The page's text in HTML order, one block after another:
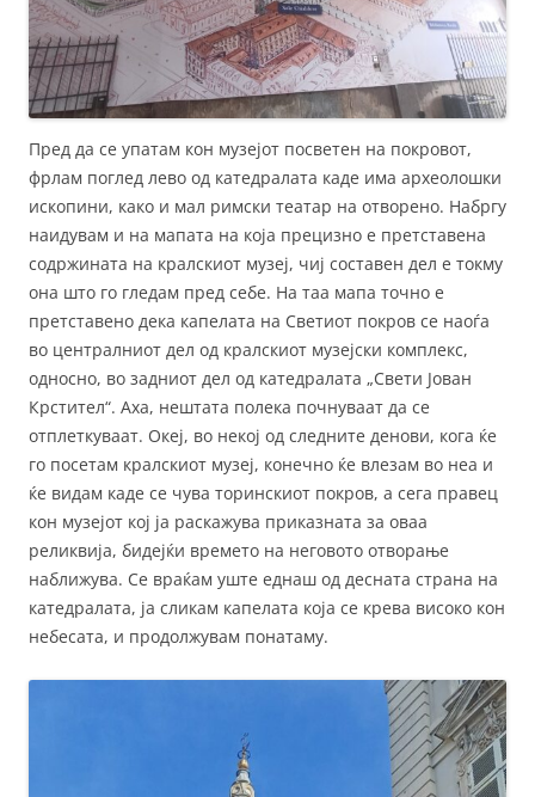
Пред да се упатам кон музејот посветен на покровот,
фрлам поглед лево од катедралата каде има археолошки
ископини, како и мал римски театар на отворено. Набргу
наидувам и на мапата на која прецизно е претставена
содржината на кралскиот музеј, чиј составен дел е токму
она што го гледам пред себе. На таа мапа точно е
претставено дека капелата на Светиот покров се наоѓа
во централниот дел од кралскиот музејски комплекс,
односно, во задниот дел од катедралата „Свети Јован
Крстител“. Аха, нештата полека почнуваат да се
отплеткуваат. Океј, во некој од следните денови, кога ќе
го посетам кралскиот музеј, конечно ќе влезам во неа и
ќе видам каде се чува торинскиот покров, а сега правец
кон музејот кој ја раскажува приказната за оваа
реликвија, бидејќи времето на неговото отворање
наближува. Се враќам уште еднаш од десната страна на
катедралата, ја сликам капелата која се крева високо кон
небесата, и продолжувам понатаму.